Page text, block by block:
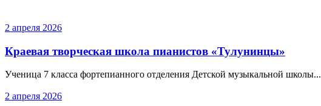
2 апреля 2026
Краевая творческая школа пианистов «Тулунинцы»
Ученица 7 класса фортепианного отделения Детской музыкальной школы...
2 апреля 2026